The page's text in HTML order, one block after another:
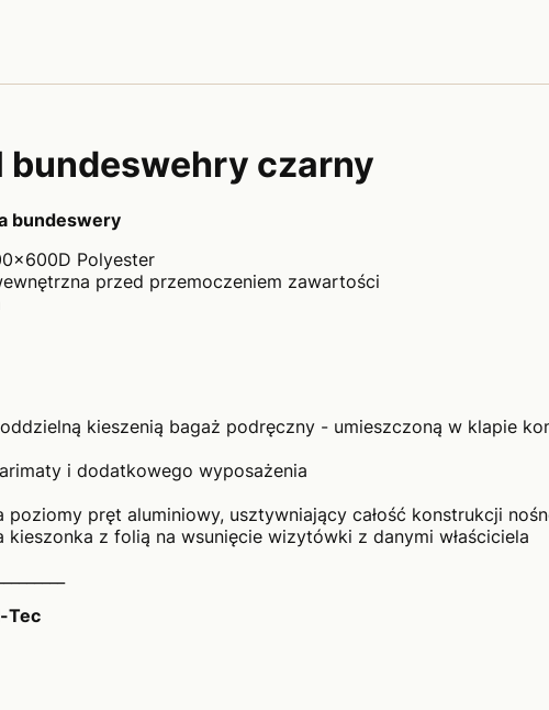
bundeswehry czarny
bundeswery
Polyester
przed przemoczeniem zawartości
kieszenią bagaż podręczny - umieszczoną w klapie
i dodatkowego wyposażenia
poziomy pręt aluminiowy, usztywniający całość konstrukcji
kieszonka z folią na wsunięcie wizytówki z danymi właściciela
Tec